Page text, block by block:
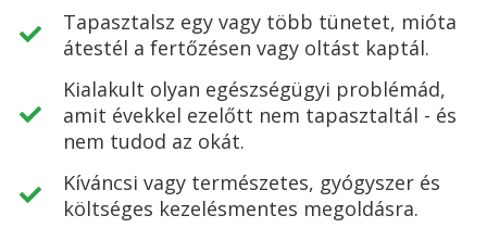
Tapasztalsz egy vagy több tünetet, mióta
átestél a fertőzésen vagy oltást kaptál.
Kialakult olyan egészségügyi problémád,
amit évekkel ezelőtt nem tapasztaltál - és
nem tudod az okát.
Kíváncsi vagy természetes, gyógyszer és
költséges kezelésmentes megoldásra.